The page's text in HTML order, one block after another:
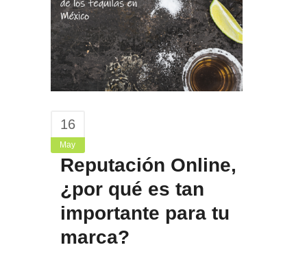
16
May
Reputación Online,
¿por qué es tan
importante para tu
marca?